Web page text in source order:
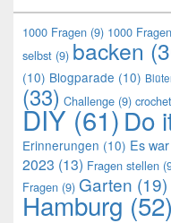
1000 Fragen (9) 1000
selbst (9) backen
(10) Blogparade (10)
(33) Challenge (9) crochet
DIY (61)Do
Erinnerungen (10) Es
2023 (13) Fragen stellen
Fragen (9) Garten (19)
Hamburg (52)